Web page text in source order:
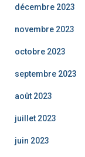
décembre 2023
novembre 2023
octobre 2023
septembre 2023
août 2023
juillet 2023
juin 2023